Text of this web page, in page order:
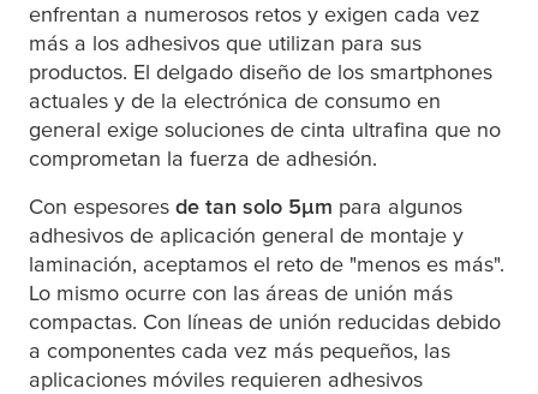
enfrentan a numerosos retos y exigen cada vez
más a los adhesivos que utilizan para sus
productos. El delgado diseño de los smartphones
actuales y de la electrónica de consumo en
general exige soluciones de cinta ultrafina que no
comprometan la fuerza de adhesión.
Con espesores de tan solo 5μm para algunos
adhesivos de aplicación general de montaje y
laminación, aceptamos el reto de "menos es más".
Lo mismo ocurre con las áreas de unión más
compactas. Con líneas de unión reducidas debido
a componentes cada vez más pequeños, las
aplicaciones móviles requieren adhesivos